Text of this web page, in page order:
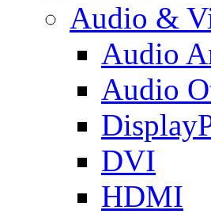
Audio &
Audio
Audio
DVI
HDMI